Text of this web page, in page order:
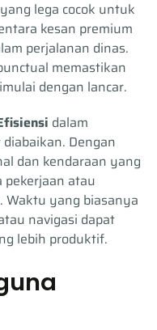
lega cocok untuk
kesan premium
perjalanan dinas.
memastikan
dengan lancar.
dalam
Dengan
dan kendaraan yang
atau
Waktu yang biasanya
navigasi dapat
lebih produktif.